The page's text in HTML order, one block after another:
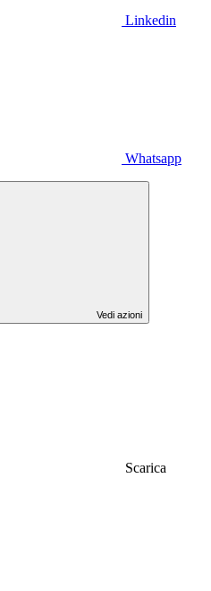
Linkedin
Whatsapp
Vedi azioni
Scarica